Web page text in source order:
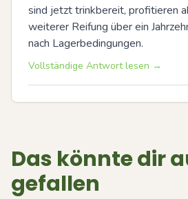
sind jetzt trinkbereit, profitieren
weiterer Reifung über ein
nach Lagerbedingungen.
Vollständige Antwort lesen →
Das könnte dir
gefallen